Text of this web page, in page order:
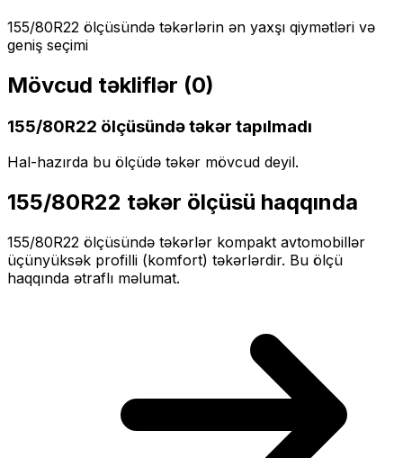
155/80R22 ölçüsündə təkərlərin ən yaxşı qiymətləri və
geniş seçimi
Mövcud təkliflər (0)
155/80R22 ölçüsündə təkər tapılmadı
Hal-hazırda bu ölçüdə təkər mövcud deyil.
155/80R22 təkər ölçüsü haqqında
155/80R22 ölçüsündə təkərlər kompakt avtomobillər
üçünyüksək profilli (komfort) təkərlərdir. Bu ölçü
haqqında ətraflı məlumat.